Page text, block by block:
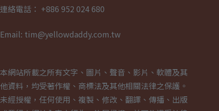
連絡電話： +886 952 024 680
Email: tim@yellowdaddy.com.tw
本網站所載之所有文字、圖片、聲音、影片、軟體及其
他資料，均受著作權、商標法及其他相關法律之保護。
未經授權，任何使用、複製、修改、翻譯、傳播、出版